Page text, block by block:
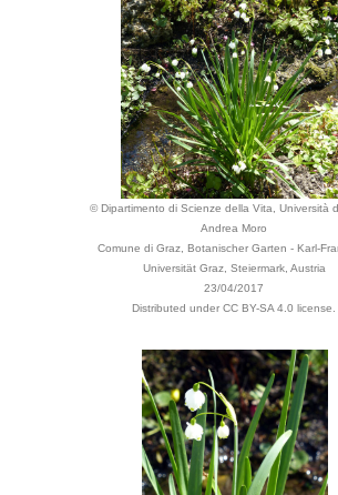
© Dipartimento di Scienze della Vita, Università
Andrea Moro
Comune di Graz, Botanischer Garten - Karl-
Universität Graz, Steiermark, Austria
23/04/2017
Distributed under CC BY-SA 4.0 license.